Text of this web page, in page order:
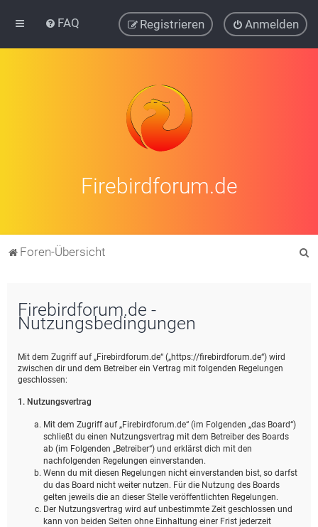
FAQ Anmelden
Registrieren
Firebirdforum.de
Foren-Übersicht
Firebirdforum.de -
Nutzungsbedingungen
Mit dem Zugriff auf „Firebirdforum.de“ („https://firebirdforum.de“) wird
zwischen dir und dem Betreiber ein Vertrag mit folgenden Regelungen
geschlossen:
1. Nutzungsvertrag
Mit dem Zugriff auf „Firebirdforum.de“ (im Folgenden „das Board“)
schließt du einen Nutzungsvertrag mit dem Betreiber des Boards
ab (im Folgenden „Betreiber“) und erklärst dich mit den
nachfolgenden Regelungen einverstanden.
Wenn du mit diesen Regelungen nicht einverstanden bist, so darfst
du das Board nicht weiter nutzen. Für die Nutzung des Boards
gelten jeweils die an dieser Stelle veröffentlichten Regelungen.
Der Nutzungsvertrag wird auf unbestimmte Zeit geschlossen und
kann von beiden Seiten ohne Einhaltung einer Frist jederzeit